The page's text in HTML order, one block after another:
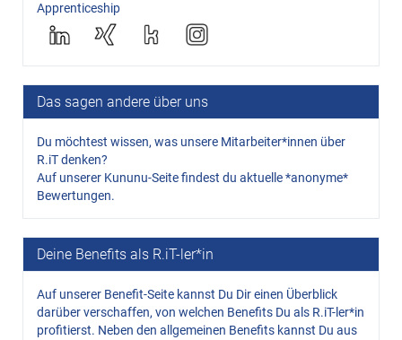
Apprenticeship
Das sagen andere über uns
Du möchtest wissen, was unsere Mitarbeiter*innen über
R.iT denken?
Auf unserer Kununu-Seite findest du aktuelle *anonyme*
Bewertungen.
Deine Benefits als R.iT-ler*in
Auf unserer Benefit-Seite kannst Du Dir einen Überblick
darüber verschaffen, von welchen Benefits Du als R.iT-ler*in
profitierst. Neben den allgemeinen Benefits kannst Du aus